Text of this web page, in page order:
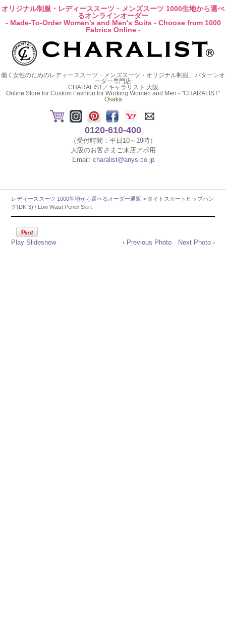
オリジナル制服・レディーススーツ・メンズスーツ 1000生地から選べ
るオンラインオーダー
- Made-To-Order Women's and Men's Suits - Choose from 1000
Fabrics Online -
働く女性のためのレディーススーツ・メンズスーツ・オリジナル制服、パターンオ
ーダー専門店
CHARALIST／キャラリスト 大阪
Online Store for Custom Fashion for Working Women and Men - "CHARALIST"
Osaka
0120-610-400
（受付時間：平日10～19時）
大阪のお客さまご来店アポ用
Email: charalist@anys.co.jp
レディーススーツ 1000生地から選べるオーダー通販 > タイトスカートヒップハン
グ(DK-3) / Low Waist Pencil Skirt
Play Slideshow ‹ Previous Photo Next Photo ›